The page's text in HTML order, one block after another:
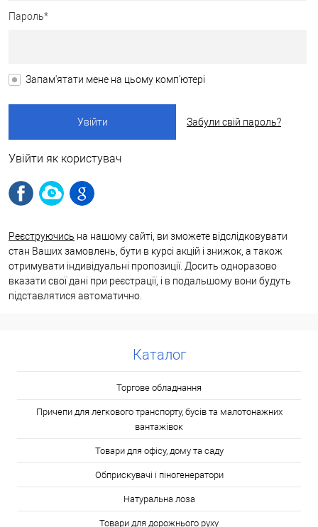
Пароль*
Запам'ятати мене на цьому комп'ютері
Забули свій пароль?
Увійти як користувач
Реєструючись на нашому сайті, ви зможете відслідковувати
стан Ваших замовлень, бути в курсі акцій і знижок, а також
отримувати індивідуальні пропозиції. Досить одноразово
вказати свої дані при реєстрації, і в подальшому вони будуть
підставлятися автоматично.
Каталог
Торгове обладнання
Причепи для легкового транспорту, бусів та малотонажних
вантажівок
Товари для офісу, дому та саду
Обприскувачі і піногенератори
Натуральна лоза
Товари для дорожнього руху